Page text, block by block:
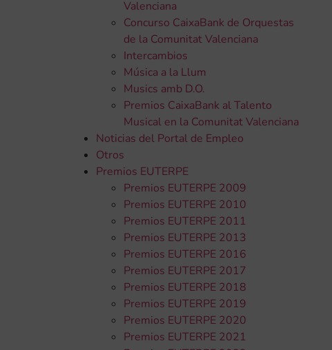
Valenciana
Concurso CaixaBank de Orquestas
de la Comunitat Valenciana
Intercambios
Música a la Llum
Musics amb D.O.
Premios CaixaBank al Talento
Musical en la Comunitat Valenciana
Noticias del Portal de Empleo
Otros
Premios EUTERPE
Premios EUTERPE 2009
Premios EUTERPE 2010
Premios EUTERPE 2011
Premios EUTERPE 2013
Premios EUTERPE 2016
Premios EUTERPE 2017
Premios EUTERPE 2018
Premios EUTERPE 2019
Premios EUTERPE 2020
Premios EUTERPE 2021